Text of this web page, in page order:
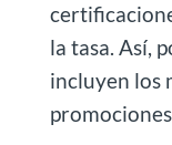
la tasa. Así,
incluyen los